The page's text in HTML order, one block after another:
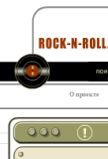
О проекте